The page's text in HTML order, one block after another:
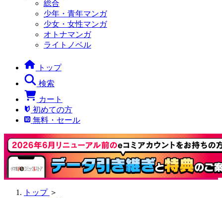
総合
少年・青年マンガ
少女・女性マンガ
オトナマンガ
ライトノベル
トップ
検索
カート
初めての方
無料・セール
トップ ＞